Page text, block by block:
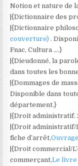
Notion et nature de
|{Dictionnaire des
|{Dictionnaire
couverture).
Fnac, Cultura ….}
|{Dieudonné, la
dans toutes les
|{Dommages de
Disponible dans
département.}
|{Droit administratif.
|{Droit
fiche d’arrêt,
|{Droit commercial/
commerçant,Le